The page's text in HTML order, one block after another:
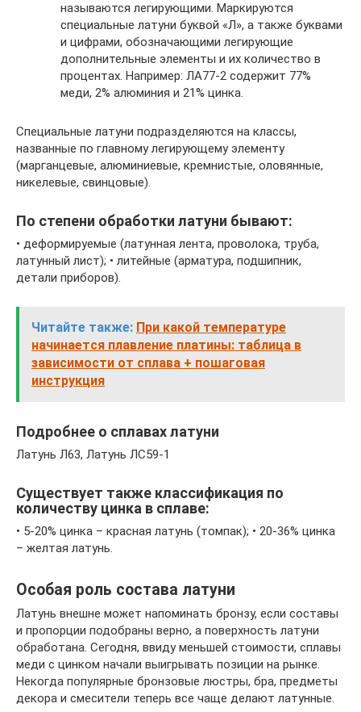
называются легирующими. Маркируются
специальные латуни буквой «Л», а также буквами
и цифрами, обозначающими легирующие
дополнительные элементы и их количество в
процентах. Например: ЛА77-2 содержит 77%
меди, 2% алюминия и 21% цинка.
Специальные латуни подразделяются на классы,
названные по главному легирующему элементу
(марганцевые, алюминиевые, кремнистые, оловянные,
никелевые, свинцовые).
По степени обработки латуни бывают:
• деформируемые (латунная лента, проволока, труба,
латунный лист); • литейные (арматура, подшипник,
детали приборов).
Читайте также: При какой температуре
начинается плавление платины: таблица в
зависимости от сплава + пошаговая
инструкция
Подробнее о сплавах латуни
Латунь Л63, Латунь ЛС59-1
Существует также классификация по
количеству цинка в сплаве:
• 5-20% цинка – красная латунь (томпак); • 20-36% цинка
– желтая латунь.
Особая роль состава латуни
Латунь внешне может напоминать бронзу, если составы
и пропорции подобраны верно, а поверхность латуни
обработана. Сегодня, ввиду меньшей стоимости, сплавы
меди с цинком начали выигрывать позиции на рынке.
Некогда популярные бронзовые люстры, бра, предметы
декора и смесители теперь все чаще делают латунные.